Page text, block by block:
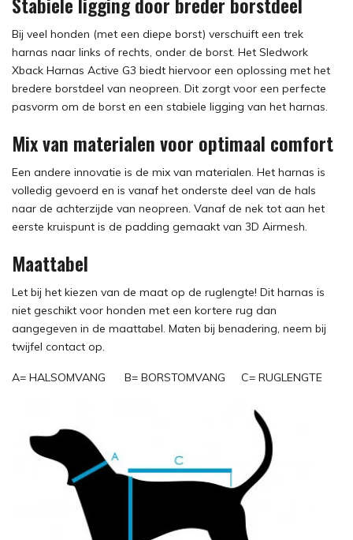
Bij veel honden (met een diepe borst) verschuift een trek
harnas naar links of rechts, onder de borst. Het Sledwork
Xback Harnas Active G3 biedt hiervoor een oplossing met het
bredere borstdeel van neopreen. Dit zorgt voor een perfecte
pasvorm om de borst en een stabiele ligging van het harnas.
Mix van materialen voor optimaal comfort
Een andere innovatie is de mix van materialen. Het harnas is
volledig gevoerd en is vanaf het onderste deel van de hals
naar de achterzijde van neopreen. Vanaf de nek tot aan het
eerste kruispunt is de padding gemaakt van 3D Airmesh.
Maattabel
Let bij het kiezen van de maat op de ruglengte! Dit harnas is
niet geschikt voor honden met een kortere rug dan
aangegeven in de maattabel. Maten bij benadering, neem bij
twijfel contact op.
A= HALSOMVANG B= BORSTOMVANG C= RUGLENGTE